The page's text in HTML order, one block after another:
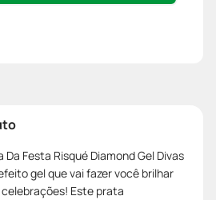
Festa Risqué Diamond Gel Divas
gel que vai fazer você brilhar
Este prata